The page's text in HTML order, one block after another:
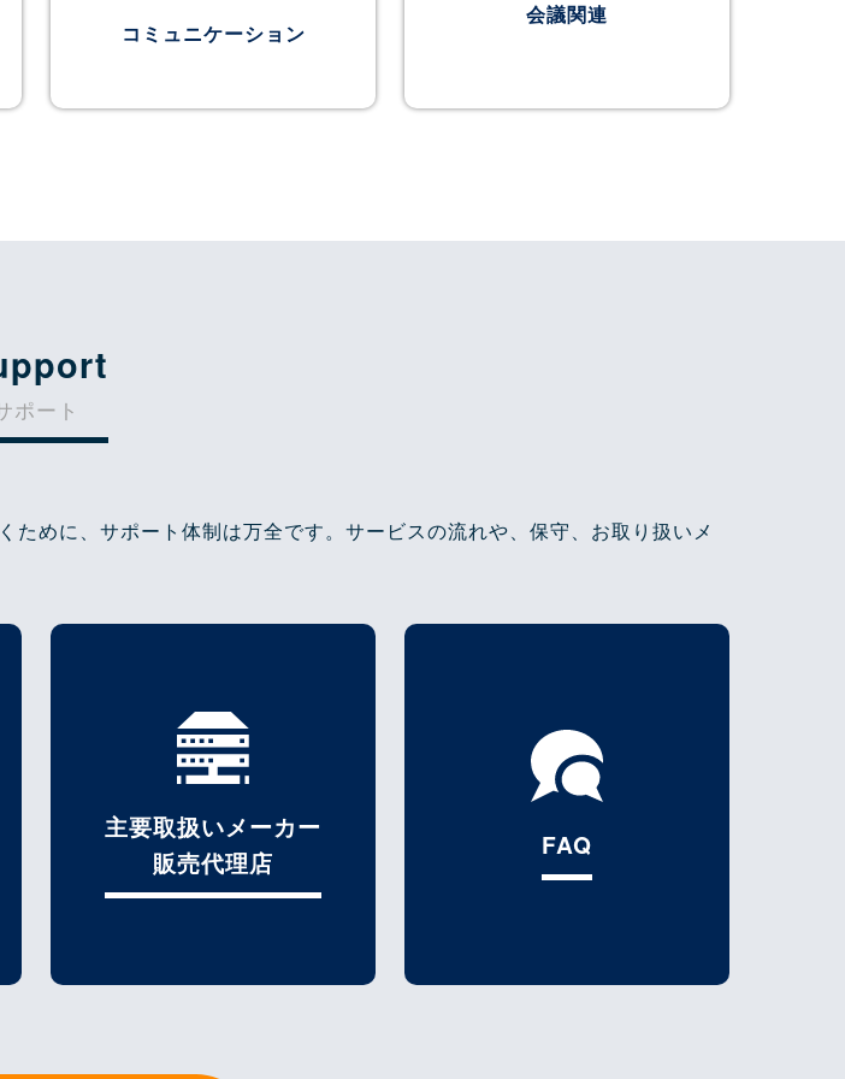
コミュニケーション
会議関連
ポート
めに、サポート体制は万全です。サービスの流れや、保守、お取り扱いメ
主要取扱いメーカー
販売代理店
FAQ